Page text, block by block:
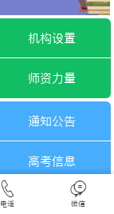
机构设置
师资力量
通知公告
高考信息
六月选考
电话 微信